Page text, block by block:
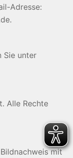
Adresse:
Sie unter
Alle Rechte
mit